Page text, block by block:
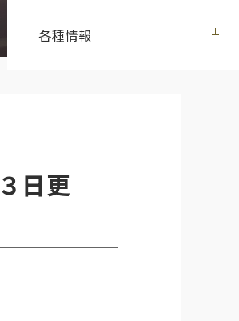
各種情報
日更